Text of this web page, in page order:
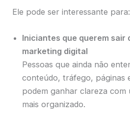
Ele pode ser interessante para:
Iniciantes que querem sair
marketing digital
Pessoas que ainda não
conteúdo, tráfego, páginas
podem ganhar clareza com
mais organizado.